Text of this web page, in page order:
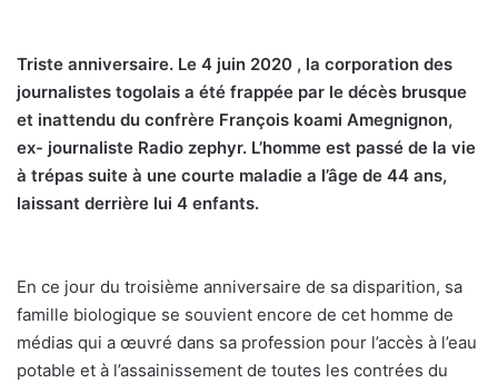
Triste anniversaire. Le 4 juin 2020 , la corporation des
journalistes togolais a été frappée par le décès brusque
et inattendu du confrère François koami Amegnignon,
ex- journaliste Radio zephyr. L’homme est passé de la vie
à trépas suite à une courte maladie a l’âge de 44 ans,
laissant derrière lui 4 enfants.
En ce jour du troisième anniversaire de sa disparition, sa
famille biologique se souvient encore de cet homme de
médias qui a œuvré dans sa profession pour l’accès à l’eau
potable et à l’assainissement de toutes les contrées du